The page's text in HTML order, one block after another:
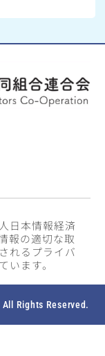
日本情報経済
報の適切な取
れるプライバ
います。
Rights Reserved.